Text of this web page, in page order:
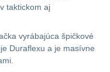
taktickom aj
vyrábajúca špičkové
Duraflexu a je masívne